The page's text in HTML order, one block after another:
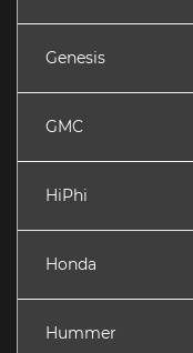
Genesis
GMC
HiPhi
Honda
Hummer